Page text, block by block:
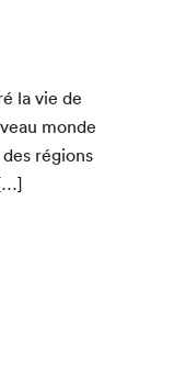
vous?
la vie de
monde
régions